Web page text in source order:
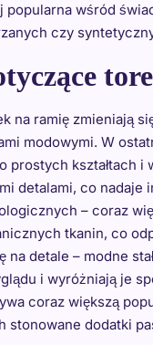
wśród
czy
na ramię zmieniają
modowymi. W
prostych kształtach
detalami, co nadaje
– coraz
tkanin, co
detale – modne
i wyróżniają je
coraz większą
stonowane dodatki